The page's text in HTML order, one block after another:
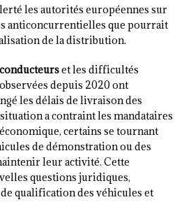
les autorités européennes sur
anticoncurrentielles que pourrait
de la distribution.
et les difficultés
depuis 2020 ont
les délais de livraison des
a contraint les mandataires
certains se tournant
de démonstration ou des
leur activité. Cette
questions juridiques,
qualification des véhicules et